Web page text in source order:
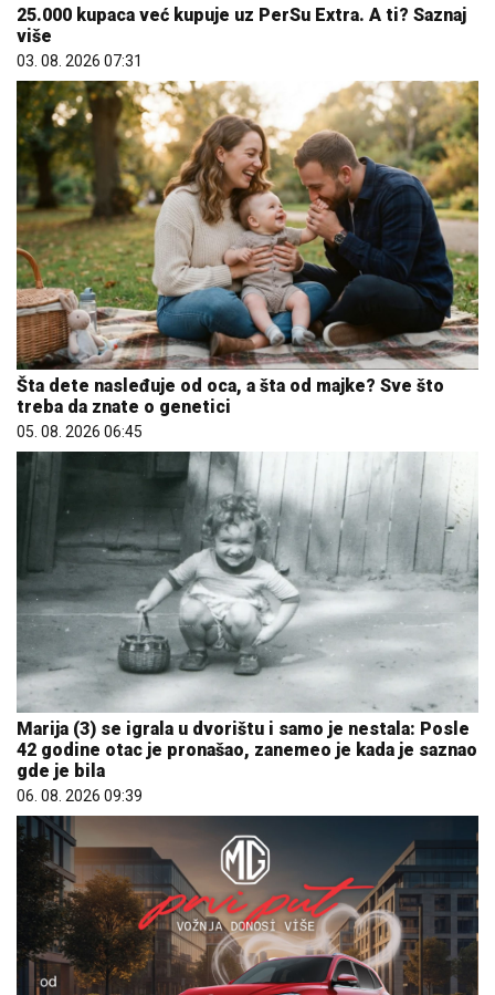
25.000 kupaca već kupuje uz PerSu Extra. A ti? Saznaj
više
03. 08. 2026 07:31
Šta dete nasleđuje od oca, a šta od majke? Sve što
treba da znate o genetici
05. 08. 2026 06:45
Marija (3) se igrala u dvorištu i samo je nestala: Posle
42 godine otac je pronašao, zanemeo je kada je saznao
gde je bila
06. 08. 2026 09:39